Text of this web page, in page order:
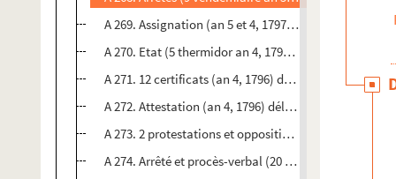
A 269. Assignation (an 5 et 4, 1797 et 1796) pour la
A 270. Etat (5 thermidor an 4, 1796), des biens et
A 271. 12 certificats (an 4, 1796) délivrés par la
A 272. Attestation (an 4, 1796) délivrée à Jacqueline
A 273. 2 protestations et oppositions (8 thermidor
A 274. Arrêté et procès-verbal (20 et 28 prairial an 4,